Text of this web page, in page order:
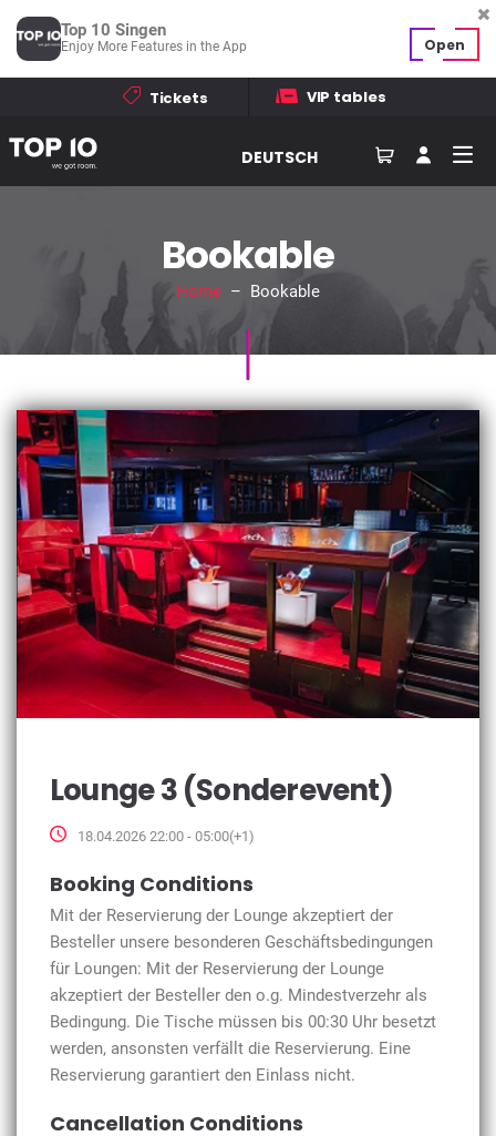
Tickets VIP tables
DEUTSCH
Bookable
Home – Bookable
Lounge 3 (Sonderevent)
18.04.2026 22:00 - 05:00(+1)
Booking Conditions
Mit der Reservierung der Lounge akzeptiert der
Besteller unsere besonderen Geschäftsbedingungen
für Loungen: Mit der Reservierung der Lounge
akzeptiert der Besteller den o.g. Mindestverzehr als
Bedingung. Die Tische müssen bis 00:30 Uhr besetzt
werden, ansonsten verfällt die Reservierung. Eine
Reservierung garantiert den Einlass nicht.
Cancellation Conditions
Top 10 Singen
Enjoy More Features in the App Open